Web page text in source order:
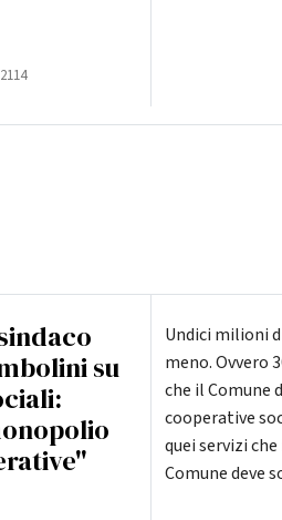
2114
su
Undici milioni
meno. Ovvero
che il Comune
cooperative
quei servizi
Comune deve